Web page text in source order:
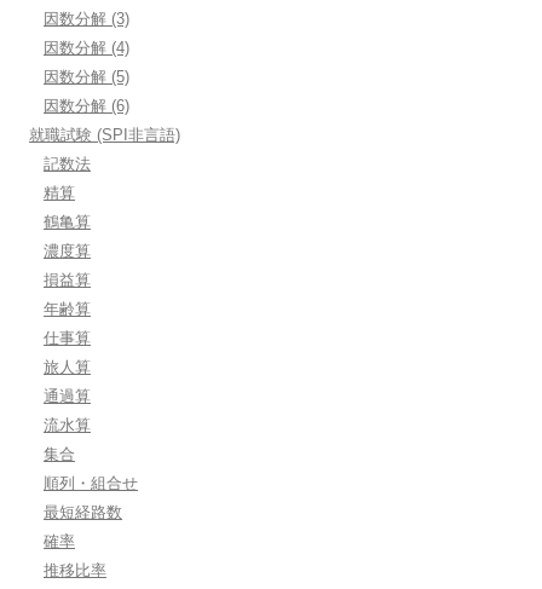
因数分解 (3)
因数分解 (4)
因数分解 (5)
因数分解 (6)
就職試験 (SPI非言語)
記数法
精算
鶴亀算
濃度算
損益算
年齢算
仕事算
旅人算
通過算
流水算
集合
順列・組合せ
最短経路数
確率
推移比率